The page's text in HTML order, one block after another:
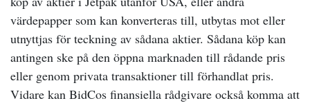
värdepapper som kan konverteras till, utbytas mot eller
utnyttjas för teckning av sådana aktier. Sådana köp kan
antingen ske på den öppna marknaden till rådande pris
eller genom privata transaktioner till förhandlat pris.
Vidare kan BidCos finansiella rådgivare också komma att